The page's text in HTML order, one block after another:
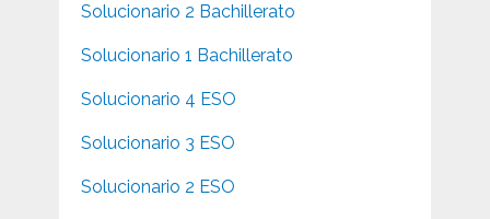
Solucionario 2 Bachillerato
Solucionario 1 Bachillerato
Solucionario 4 ESO
Solucionario 3 ESO
Solucionario 2 ESO